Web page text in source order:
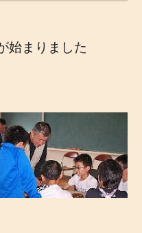
始まりました